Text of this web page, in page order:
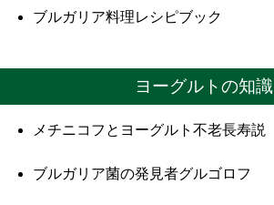
ブルガリア料理レシピブック
ヨーグルトの知識
メチニコフとヨーグルト不老長寿説
ブルガリア菌の発見者グルゴロフ